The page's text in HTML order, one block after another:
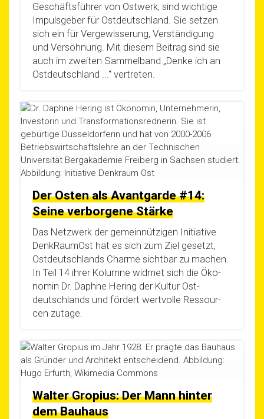
Geschäfts­füh­rer von Ost­werk, sind wich­ti­ge
Impuls­ge­ber für Ost­deutsch­land. Sie set­zen
sich ein für Ver­ge­wis­se­rung, Ver­stän­di­gung
und Ver­söh­nung. Mit die­sem Bei­trag sind sie
auch im zwei­ten Sam­mel­band „Den­ke ich an
Ost­deutsch­land ...“ vertreten.
Der Osten als Avantgarde #14:
Seine verborgene Stärke
Das Netz­werk der gemein­nüt­zi­gen Initia­ti­ve
Denk­Rau­mOst hat es sich zum Ziel gesetzt,
Ost­deutsch­lands Charme sicht­bar zu machen.
In Teil 14 ihrer Kolum­ne wid­met sich die Öko­
no­min Dr. Daph­ne Hering der Kul­tur Ost­
deutsch­lands und för­dert wert­vol­le Res­sour­
cen zutage.
Walter Gropius: Der Mann hinter
dem Bauhaus